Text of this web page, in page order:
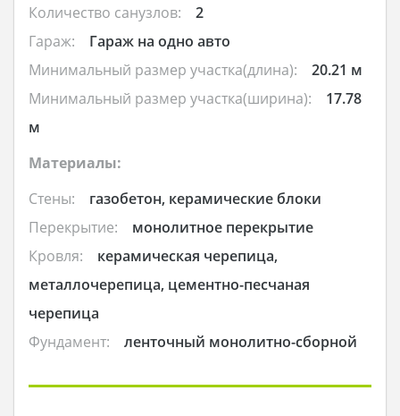
Количество санузлов:
2
Гараж:
Гараж на одно авто
Минимальный размер участка(длина):
20.21 м
Минимальный размер участка(ширина):
17.78
м
Материалы:
Стены:
газобетон, керамические блоки
Перекрытие:
монолитное перекрытие
Кровля:
керамическая черепица,
металлочерепица, цементно-песчаная
черепица
Фундамент:
ленточный монолитно-сборной